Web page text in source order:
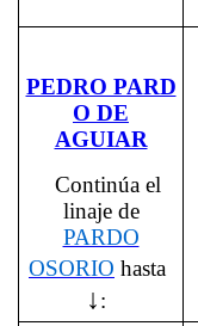
PEDRO PARD
O DE
AGUIAR
Continúa el
linaje de
PARDO
OSORIO hasta
↓: